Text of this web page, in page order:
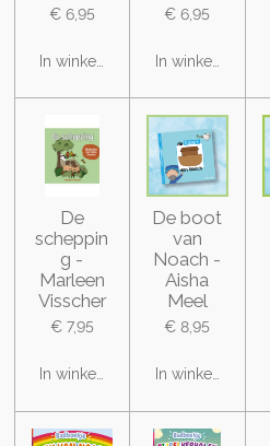
€ 6,95
In winkelwagen
€ 6,95
In winkelwagen
De
scheppin
g -
Marleen
Visscher
€ 7,95
In winkelwagen
De boot
van
Noach -
Aisha
Meel
€ 8,95
In winkelwagen